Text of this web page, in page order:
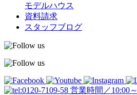
モデルハウス
資料請求
スタッフブログ
営業時間／10:00